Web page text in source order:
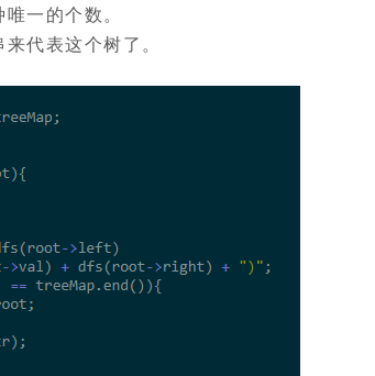
一的个数。
代表这个树了。